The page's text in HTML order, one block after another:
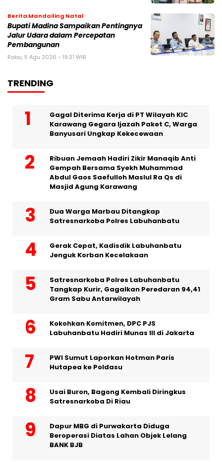
Berita Mandailing Natal
Bupati Madina Sampaikan Pentingnya
Jalur Udara dalam Percepatan
Pembangunan
Rabu, 5 Agu 2026 - 19:31 WIB
TRENDING
Gagal Diterima Kerja di PT Wilayah KIC
Karawang Gegara Ijazah Paket C, Warga
Banyusari Ungkap Kekecewaan
Ribuan Jemaah Hadiri Zikir Manaqib Anti
Gempah Bersama Syekh Muhammad
Abdul Gaos Saefulloh Maslul Ra Qs di
Masjid Agung Karawang
Dua Warga Marbau Ditangkap
Satresnarkoba Polres Labuhanbatu
Gerak Cepat, Kadisdik Labuhanbatu
Jenguk Korban Kecelakaan
Satresnarkoba Polres Labuhanbatu
Tangkap Kurir, Gagalkan Peredaran 94,41
Gram Sabu Antarwilayah
Kokohkan Komitmen, DPC PJS
Labuhanbatu Hadiri Munas III di Jakarta
PWI Sumut Laporkan Hotman Paris
Hutapea ke Poldasu
Usai Buron, Bagong Kembali Diringkus
Satresnarkoba Di Riau
Dapur MBG di Purwakarta Diduga
Beroperasi Diatas Lahan Objek Lelang
BANK BJB